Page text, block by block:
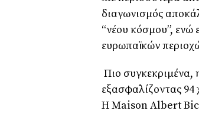
διαγωνισμός
“νέου κόσμου”, ενώ
ευρωπαϊκών
Πιο συγκεκριμένα,
εξασφαλίζοντας 94
ΗMaison Albert